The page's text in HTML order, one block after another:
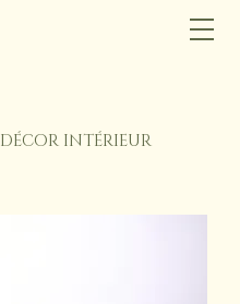
DÉCOR INTÉRIEUR